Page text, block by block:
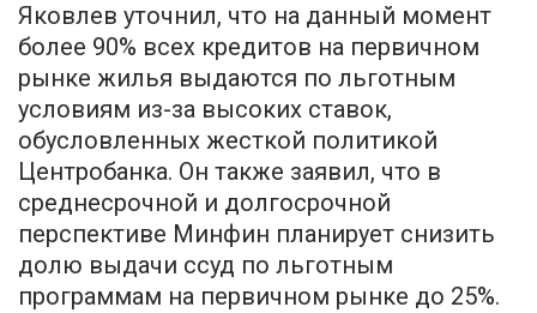
Яковлев уточнил, что на данный момент
более 90% всех кредитов на первичном
рынке жилья выдаются по льготным
условиям из-за высоких ставок,
обусловленных жесткой политикой
Центробанка. Он также заявил, что в
среднесрочной и долгосрочной
перспективе Минфин планирует снизить
долю выдачи ссуд по льготным
программам на первичном рынке до 25%.